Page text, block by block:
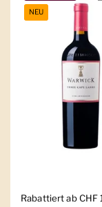
Regulärer Preis
Rabattiert ab CHF
NEU